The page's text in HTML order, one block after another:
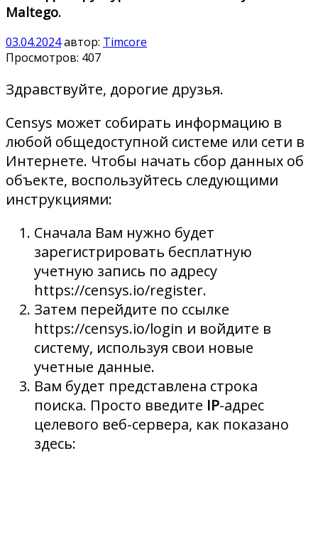
Maltego.
03.04.2024автор: Timcore
Просмотров: 407
Здравствуйте, дорогие друзья.
Censys может собирать информацию в
любой общедоступной системе или сети в
Интернете. Чтобы начать сбор данных об
объекте, воспользуйтесь следующими
инструкциями:
Сначала Вам нужно будет
зарегистрировать бесплатную
учетную запись по адресу
https://censys.io/register.
Затем перейдите по ссылке
https://censys.io/login и войдите в
систему, используя свои новые
учетные данные.
Вам будет представлена строка
поиска. Просто введите IP-адрес
целевого веб-сервера, как показано
здесь: